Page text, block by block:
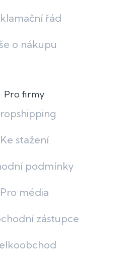
řád
o nákupu
Pro firmy
Ke stažení
podmínky
Pro média
zástupce